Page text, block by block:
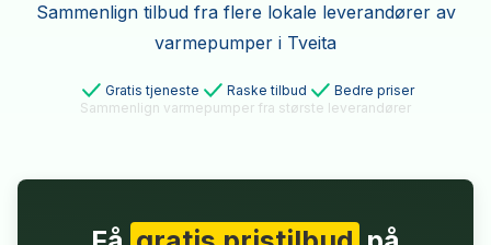
Sammenlign tilbud fra flere lokale leverandører av
varmepumper i Tveita
Gratis tjeneste Raske tilbud
Bedre priser
Sammenlign varmepumper fra største leverandører